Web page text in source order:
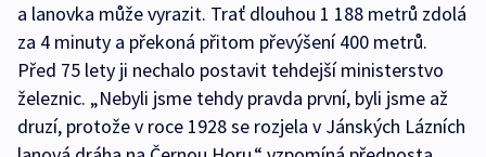
a lanovka může vyrazit. Trať dlouhou 1 188 metrů zdolá
za 4 minuty a překoná přitom převýšení 400 metrů.
Před 75 lety ji nechalo postavit tehdejší ministerstvo
železnic. „Nebyli jsme tehdy pravda první, byli jsme až
druzí, protože v roce 1928 se rozjela v Jánských Lázních